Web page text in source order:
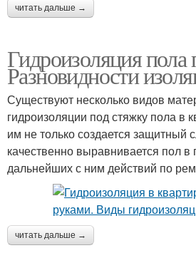
читать дальше →
Гидроизоляция пола
Разновидности
Существуют несколько видов
гидроизоляции под стяжку пола в
им не только создается защитный
качественно выравнивается пол
дальнейших с ним действий по
читать дальше →